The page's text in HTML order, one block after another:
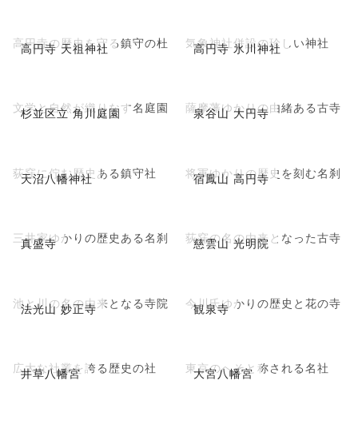
高円寺 天祖神社
高円寺の歴史を守る鎮守の杜 高円寺 氷川神社
気象神社併設の珍しい神社
杉並区立 角川庭園
文学と自然が織りなす名庭園 泉谷山 大円寺
薩摩藩ゆかりの由緒ある古寺
天沼八幡神社
荻窪に佇む歴史ある鎮守社 宿鳳山 高円寺
将軍ゆかりの歴史を刻む名刹
真盛寺
三井家ゆかりの歴史ある名刹 慈雲山 光明院
荻窪の名の由来となった古寺
法光山 妙正寺
池と川の名の由来となる寺院 観泉寺
今川氏ゆかりの歴史と花の寺
井草八幡宮
広大な社叢を誇る歴史の社 大宮八幡宮
東京のへそと称される名社